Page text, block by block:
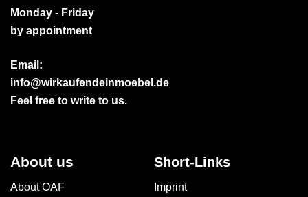
Monday - Friday
by appointment
Email:
info@wirkaufendeinmoebel.de
Feel free to write to us.
About us
About OAF
Short-Links
Imprint